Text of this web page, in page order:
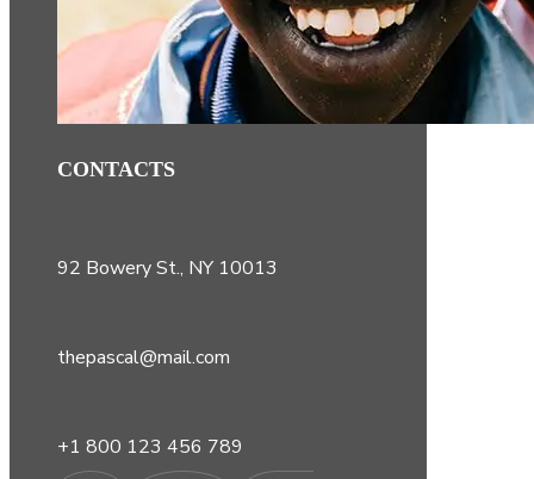
CONTACTS
92 Bowery St., NY 10013
thepascal@mail.com
+1 800 123 456 789